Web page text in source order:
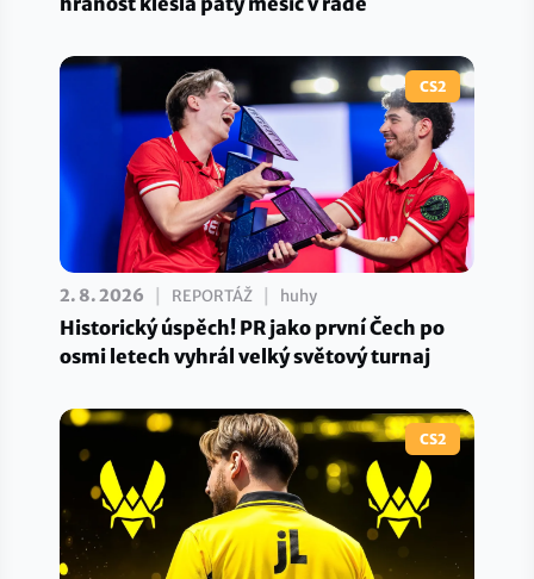
CS2
2. 8. 2026 REPORTÁŽ huhy
Historický úspěch! PR jako první Čech po
osmi letech vyhrál velký světový turnaj
CS2